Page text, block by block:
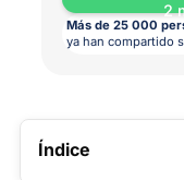
2
Más de 25 000
ya han compartido
Índice